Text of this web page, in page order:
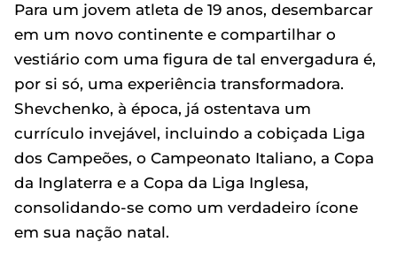
Para um jovem atleta de 19 anos, desembarcar
em um novo continente e compartilhar o
vestiário com uma figura de tal envergadura é,
por si só, uma experiência transformadora.
Shevchenko, à época, já ostentava um
currículo invejável, incluindo a cobiçada Liga
dos Campeões, o Campeonato Italiano, a Copa
da Inglaterra e a Copa da Liga Inglesa,
consolidando-se como um verdadeiro ícone
em sua nação natal.